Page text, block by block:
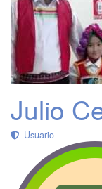
Julio
Usuario